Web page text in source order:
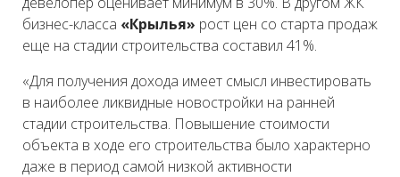
бизнес-класса «Крылья» рост цен со старта продаж
еще на стадии строительства составил 41%.
«Для получения дохода имеет смысл инвестировать
в наиболее ликвидные новостройки на ранней
стадии строительства. Повышение стоимости
объекта в ходе его строительства было характерно
даже в период самой низкой активности